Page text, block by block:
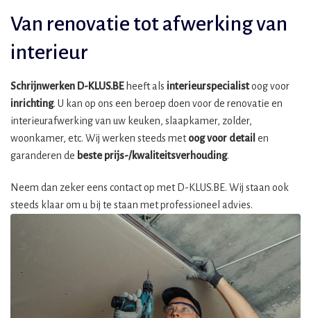
Van renovatie tot afwerking van
interieur
Schrijnwerken D-KLUS.BEheeft als interieurspecialistoog voor
inrichting. U kan op ons een beroep doen voor de renovatie en
interieurafwerking van uw keuken, slaapkamer, zolder,
woonkamer, etc. Wij werken steeds metoog voor detail en
garanderen de beste prijs-/kwaliteitsverhouding.
Neem dan zeker eens contact op met D-KLUS.BE. Wij staan ook
steeds klaar om u bij te staan met professioneel advies.